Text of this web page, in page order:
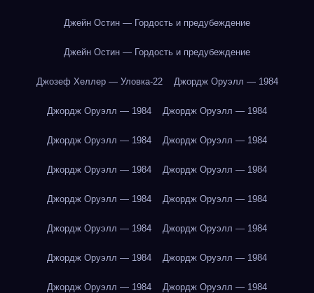
Джейн Остин — Гордость и предубеждение
Джейн Остин — Гордость и предубеждение
Джозеф Хеллер — Уловка-22 Джордж Оруэлл — 1984
Джордж Оруэлл — 1984 Джордж Оруэлл — 1984
Джордж Оруэлл — 1984 Джордж Оруэлл — 1984
Джордж Оруэлл — 1984 Джордж Оруэлл — 1984
Джордж Оруэлл — 1984 Джордж Оруэлл — 1984
Джордж Оруэлл — 1984 Джордж Оруэлл — 1984
Джордж Оруэлл — 1984 Джордж Оруэлл — 1984
Джордж Оруэлл — 1984 Джордж Оруэлл — 1984